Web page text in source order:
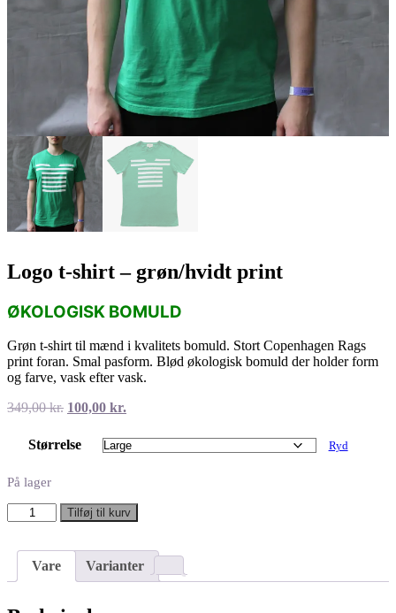
Logo t-shirt – grøn/hvidt print
ØKOLOGISK BOMULD
Grøn t-shirt til mænd i kvalitets bomuld. Stort Copenhagen Rags
print foran. Smal pasform. Blød økologisk bomuld der holder form
og farve, vask efter vask.
349,00kr. Den
pris
var:
100,00 kr.
pris
er:
Størrelse Ryd
På lager
Logo
t-
grøn/hvidt
Tilføj til kurv
Vare Varianter